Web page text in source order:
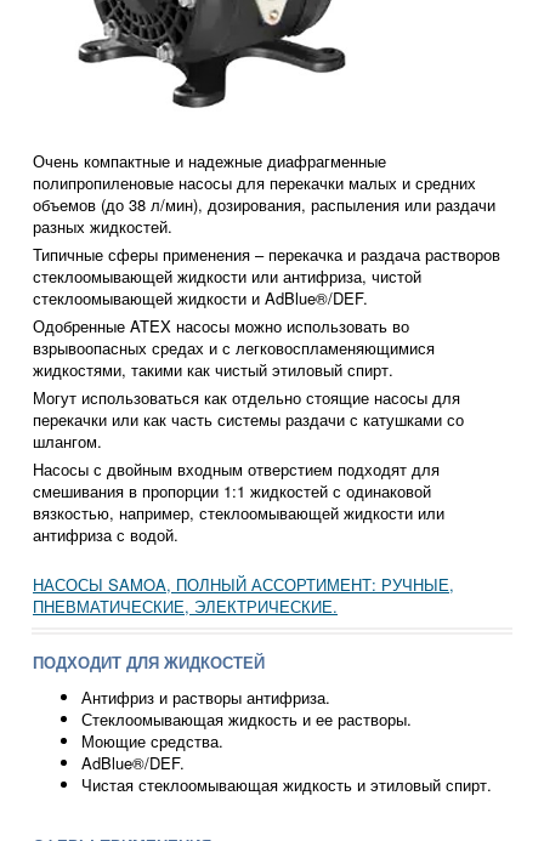
Очень компактные и надежные диафрагменные
полипропиленовые насосы для перекачки малых и средних
объемов (до 38 л/мин), дозирования, распыления или раздачи
разных жидкостей.
Типичные сферы применения – перекачка и раздача растворов
стеклоомывающей жидкости или антифриза, чистой
стеклоомывающей жидкости и AdBlue®/DEF.
Одобренные ATEX насосы можно использовать во
взрывоопасных средах и с легковоспламеняющимися
жидкостями, такими как чистый этиловый спирт.
Могут использоваться как отдельно стоящие насосы для
перекачки или как часть системы раздачи с катушками со
шлангом.
Насосы с двойным входным отверстием подходят для
смешивания в пропорции 1:1 жидкостей с одинаковой
вязкостью, например, стеклоомывающей жидкости или
антифриза с водой.
НАСОСЫ SAMOA, ПОЛНЫЙ АССОРТИМЕНТ: РУЧНЫЕ,
ПНЕВМАТИЧЕСКИЕ, ЭЛЕКТРИЧЕСКИЕ.
ПОДХОДИТ ДЛЯ ЖИДКОСТЕЙ
Антифриз и растворы антифриза.
Стеклоомывающая жидкость и ее растворы.
Моющие средства.
AdBlue®/DEF.
Чистая стеклоомывающая жидкость и этиловый спирт.